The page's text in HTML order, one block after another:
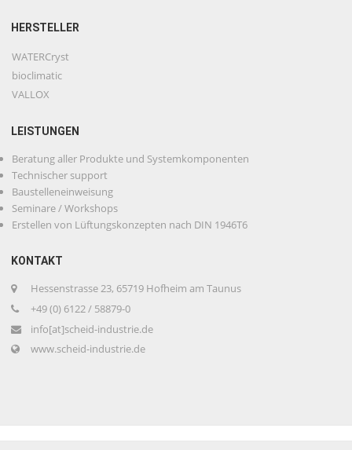
HERSTELLER
WATERCryst
bioclimatic
VALLOX
LEISTUNGEN
Beratung aller Produkte und Systemkomponenten
Technischer support
Baustelleneinweisung
Seminare / Workshops
Erstellen von Lüftungskonzepten nach DIN 1946T6
KONTAKT
Hessenstrasse 23, 65719 Hofheim am Taunus
+49 (0) 6122 / 58879-0
info[at]scheid-industrie.de
www.scheid-industrie.de